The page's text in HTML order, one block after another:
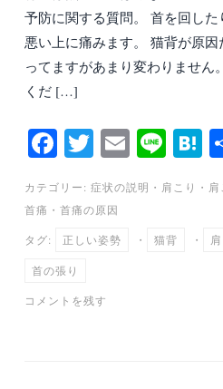
予防に関する質問。 首を回し
悪い上に痛みます。 猫背が原
ってますがあまり変わりません
くだ […]
Fa
ce
bo
ok
T
wi
tte
r
E
m
ail
Li
ne
H
at
a
カテゴリー: 症状の説明 ・ 肩こり ・
首痛 ・ 首痛の原因
タグ: 正しい姿勢 ・ 猫背 ・
首の張り
コメントを残す